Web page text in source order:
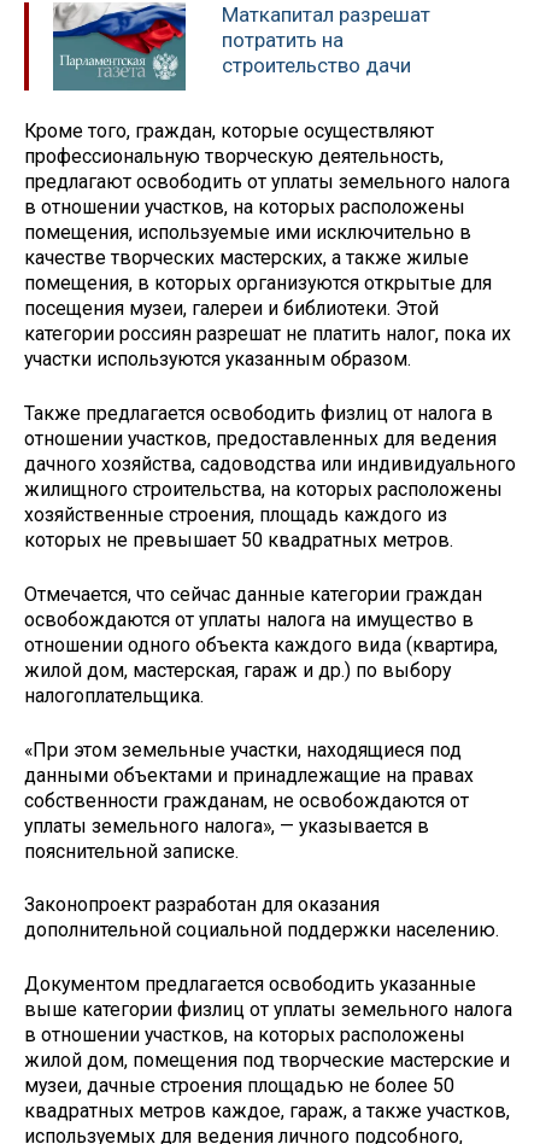
Маткапитал разрешат
потратить на
строительство дачи
Кроме того, граждан, которые осуществляют
профессиональную творческую деятельность,
предлагают освободить от уплаты земельного налога
в отношении участков, на которых расположены
помещения, используемые ими исключительно в
качестве творческих мастерских, а также жилые
помещения, в которых организуются открытые для
посещения музеи, галереи и библиотеки. Этой
категории россиян разрешат не платить налог, пока их
участки используются указанным образом.
Также предлагается освободить физлиц от налога в
отношении участков, предоставленных для ведения
дачного хозяйства, садоводства или индивидуального
жилищного строительства, на которых расположены
хозяйственные строения, площадь каждого из
которых не превышает 50 квадратных метров.
Отмечается, что сейчас данные категории граждан
освобождаются от уплаты налога на имущество в
отношении одного объекта каждого вида (квартира,
жилой дом, мастерская, гараж и др.) по выбору
налогоплательщика.
«При этом земельные участки, находящиеся под
данными объектами и принадлежащие на правах
собственности гражданам, не освобождаются от
уплаты земельного налога», — указывается в
пояснительной записке.
Законопроект разработан для оказания
дополнительной социальной поддержки населению.
Документом предлагается освободить указанные
выше категории физлиц от уплаты земельного налога
в отношении участков, на которых расположены
жилой дом, помещения под творческие мастерские и
музеи, дачные строения площадью не более 50
квадратных метров каждое, гараж, а также участков,
используемых для ведения личного подсобного,